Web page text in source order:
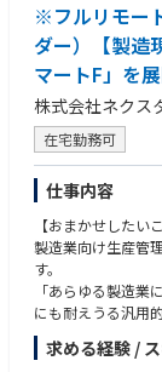
【具体的な業務の
お客様（特に製造
けて提案を実施。
ェクトチームを組
スを実施する。
【魅力】
◎事業の将来性
製造業界において
が益々増えてくる
して業界をリード
プもあり、大手顧
性を感じられる企
◎エンジニアリング
高い専門性を持つ
・MBDツール（
証経験
・組込みソフト開
・要求仕様書/機能
・機能安全（
・システムズエン
【中途入社者のバ
完成車メーカー、
■開発環境 ※以下
プログラミング言
システムモデリン
モデリングツー
odelica、GT-SUITE
車両シミュレータ
MBSEツール：
※フルリモー
ダー）【製造
マートF」を展
株式会社ネクス
在宅勤務可
仕事内容
【おまかせしたいこ
製造業向け生産管
す。
「あらゆる製造
にも耐えうる汎用
います。
求める経験 /